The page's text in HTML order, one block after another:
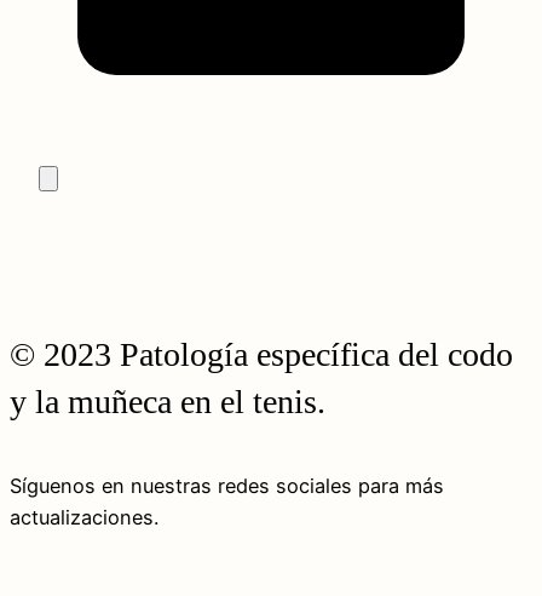
© 2023 Patología específica del codo
y la muñeca en el tenis.
Síguenos en nuestras redes sociales para más
actualizaciones.